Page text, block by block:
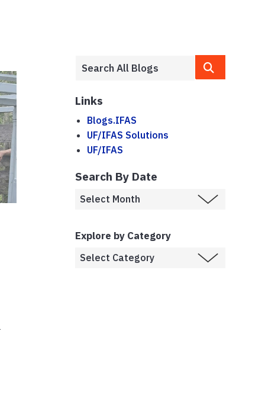
Links
Blogs.IFAS
UF/IFAS Solutions
UF/IFAS
Search By Date
Explore by Category